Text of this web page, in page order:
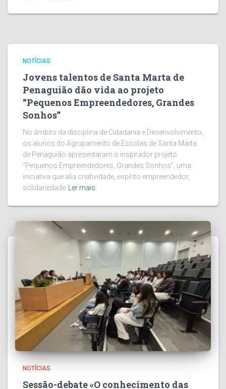
NOTÍCIAS
Jovens talentos de Santa Marta de
Penaguião dão vida ao projeto
“Pequenos Empreendedores, Grandes
Sonhos”
No âmbito da disciplina de Cidadania e Desenvolvimento,
os alunos do Agrupamento de Escolas de Santa Marta
de Penaguião apresentaram o inspirador projeto
“Pequenos Empreendedores, Grandes Sonhos”, uma
iniciativa que alia criatividade, espírito empreendedor,
solidariedade
Ler mais
NOTÍCIAS
Sessão-debate «O conhecimento das